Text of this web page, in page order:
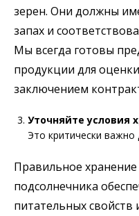
зерен. Они должны
запах и
Мы всегда готовы
продукции для
заключением
Уточняйте условия
Это критически важно
Правильное
подсолнечника
питательных свойств